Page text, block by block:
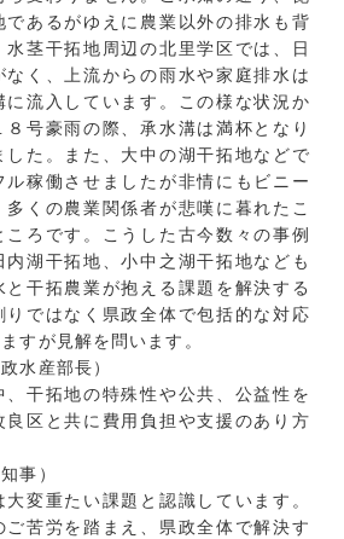
であるがゆえに農業以外の排水も背
茎干拓地周辺の北里学区では、日
なく、上流からの雨水や家庭排水は
に流入しています。この様な状況か
８号豪雨の際、承水溝は満杯となり
した。また、大中の湖干拓地などで
ル稼働させましたが非情にもビニー
くの農業関係者が悲嘆に暮れたこ
ころです。こうした古今数々の事例
湖干拓地、小中之湖干拓地なども
干拓農業が抱える課題を解決する
りではなく県政全体で包括的な対応
すが見解を問います。
水産部長）
、干拓地の特殊性や公共、公益性を
良区と共に費用負担や支援のあり方
事）
変重たい課題と認識しています。
苦労を踏まえ、県政全体で解決す